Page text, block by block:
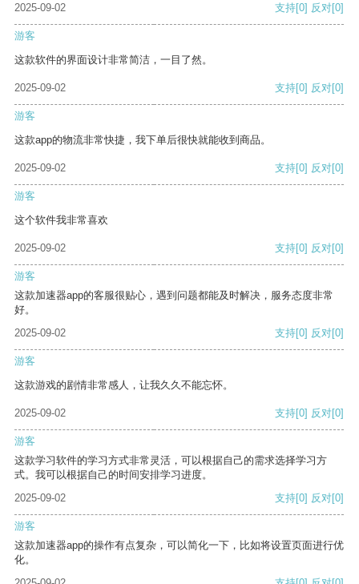
2025-09-02
支持[0] 反对[0]
游客
这款软件的界面设计非常简洁，一目了然。
2025-09-02 支持[0] 反对[0]
游客
这款app的物流非常快捷，我下单后很快就能收到商品。
2025-09-02 支持[0] 反对[0]
游客
这个软件我非常喜欢
2025-09-02 支持[0] 反对[0]
游客
这款加速器app的客服很贴心，遇到问题都能及时解决，服务态度非常
好。
2025-09-02
支持[0] 反对[0]
游客
这款游戏的剧情非常感人，让我久久不能忘怀。
2025-09-02 支持[0] 反对[0]
游客
这款学习软件的学习方式非常灵活，可以根据自己的需求选择学习方
式。我可以根据自己的时间安排学习进度。
2025-09-02
支持[0] 反对[0]
游客
这款加速器app的操作有点复杂，可以简化一下，比如将设置页面进行优
化。